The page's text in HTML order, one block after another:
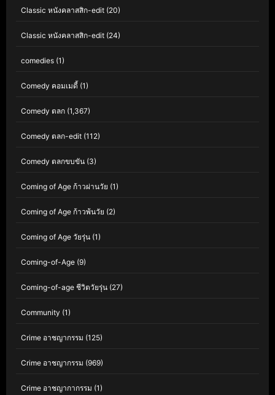
Classic หนังคลาสสิก-edit (20)
Classic หนังคลาสสิก-edit (24)
comedies (1)
Comedy คอมเมดี้ (1)
Comedy ตลก (1,367)
Comedy ตลก-edit (112)
Comedy ตลกขบขัน (3)
Coming of Age ก้าวผ่านวัย (1)
Coming of Age ก้าวพ้นวัย (2)
Coming of Age วัยรุ่น (1)
Coming-of-Age (9)
Coming-of-age ชีวิตวัยรุ่น (27)
Community (1)
Crime อาชญากรรม (125)
Crime อาชญากรรม (969)
Crime อาชญากากรรม (1)